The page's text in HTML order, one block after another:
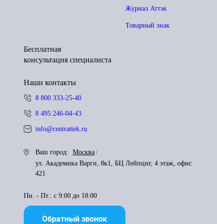
Журнал Аттэк
Товарный знак
Бесплатная
консультация специалиста
Наши контакты
8 800 333-25-40
8 495 246-04-43
info@centrattek.ru
Ваш город:
Москва
ул. Академика Варги, 8к1, БЦ Лейпциг, 4 этаж, офис
421
Пн. - Пт.: с 9:00 до 18:00
Обратный звонок